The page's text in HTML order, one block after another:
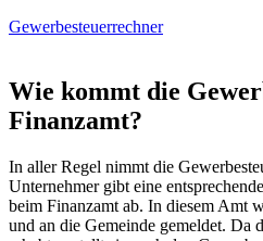
Gewerbesteuerrechner
Wie kommt die
Finanzamt?
In aller Regel nimmt die
Unternehmer gibt eine entsprechende
beim Finanzamt ab. In diesem Amt
und an die Gemeinde gemeldet. Da